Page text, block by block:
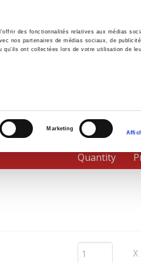
des fonctionnalités relatives aux médias
nos partenaires de médias sociaux, de
qu'ils ont collectées lors de votre utilisation de
Marketing
History International
Quantity
X